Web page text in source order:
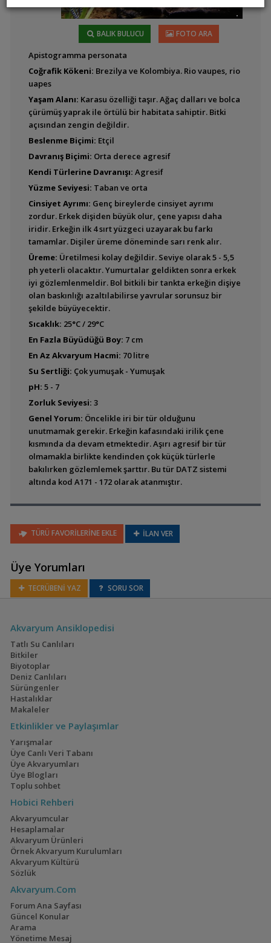
Aequidens patricki
Aequidens
portalegrensis
Port Acara)
Aequidens sp.
Goldsaum (Green
Terror)
Aequidens sp.
''Silversaum'' (Green
Terror)
Krobia itanyi
Krobia sp.''Rio Xingu''
Tahuantinsuyoa
BALIK BULUCU FOTO ARA
Apistogramma personata
Coğrafik Kökeni: Brezilya ve Kolombiya. Rio vaupes, rio
uapes
Yaşam Alanı: Karasu özelliği taşır. Ağaç dalları ve bolca
çürümüş yaprak ile örtülü bir habitata sahiptir. Bitki
açısından zengin değildir.
Beslenme Biçimi: Etçil
Davranış Biçimi: Orta derece agresif
Kendi Türlerine Davranışı: Agresif
Yüzme Seviyesi: Taban ve orta
Cinsiyet Ayrımı: Genç bireylerde cinsiyet ayrımı
zordur. Erkek dişiden büyük olur, çene yapısı daha
iridir. Erkeğin ilk 4 sırt yüzgeci uzayarak bu farkı
tamamlar. Dişiler üreme döneminde sarı renk alır.
Üreme: Üretilmesi kolay değildir. Seviye olarak 5 - 5,5
ph yeterli olacaktır. Yumurtalar geldikten sonra erkek
iyi gözlemlenmeldir. Bol bitkili bir tankta erkeğin dişiye
olan baskınlığı azaltılabilirse yavrular sorunsuz bir
şekilde büyüyecektir.
Sıcaklık: 25°C / 29°C
En Fazla Büyüdüğü Boy: 7 cm
En Az Akvaryum Hacmi: 70 litre
Su Sertliği: Çok yumuşak - Yumuşak
pH: 5 - 7
Zorluk Seviyesi: 3
Genel Yorum: Öncelikle iri bir tür olduğunu
unutmamak gerekir. Erkeğin kafasındaki irilik çene
kısmında da devam etmektedir. Aşırı agresif bir tür
olmamakla birlikte kendinden çok küçük türlerle
bakılırken gözlemlemek şarttır. Bu tür DATZ sistemi
altında kod A171 - 172 olarak atanmıştır.
TÜRÜ FAVORİLERİNE EKLE İLAN VER
Üye Yorumları
TECRÜBENİ YAZ SORU SOR
Akvaryum Ansiklopedisi
Tatlı Su Canlıları
Bitkiler
Biyotoplar
Deniz Canlıları
Sürüngenler
Hastalıklar
Makaleler
Etkinlikler ve Paylaşımlar
Yarışmalar
Üye Canlı Veri Tabanı
Üye Akvaryumları
Üye Blogları
Toplu sohbet
Hobici Rehberi
Akvaryumcular
Hesaplamalar
Akvaryum Ürünleri
Örnek Akvaryum Kurulumları
Akvaryum Kültürü
Sözlük
Akvaryum.Com
Forum Ana Sayfası
Güncel Konular
Arama
Yönetime Mesaj